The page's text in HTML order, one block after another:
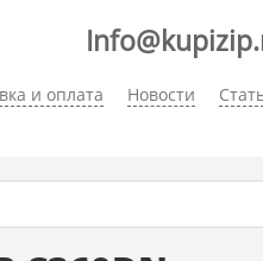
и оплата Новости